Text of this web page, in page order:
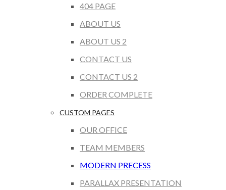
404 PAGE
ABOUT US
ABOUT US 2
CONTACT US
CONTACT US 2
ORDER COMPLETE
CUSTOM PAGES
OUR OFFICE
TEAM MEMBERS
MODERN PRECESS
PARALLAX PRESENTATION